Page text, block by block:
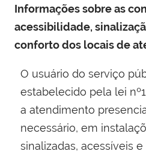
Informações sobre as
acessibilidade,
conforto dos locais de
O usuário do serviço
estabelecido pela lei
a atendimento
necessário, em
sinalizadas, acessíveis